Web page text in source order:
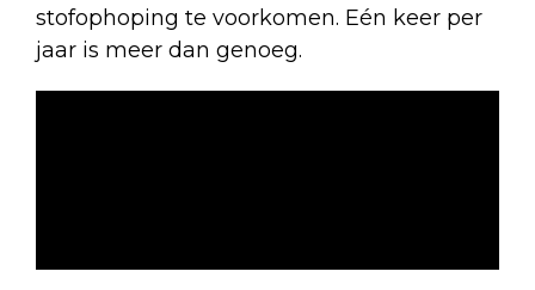
stofophoping te voorkomen. Eén keer per
jaar is meer dan genoeg.